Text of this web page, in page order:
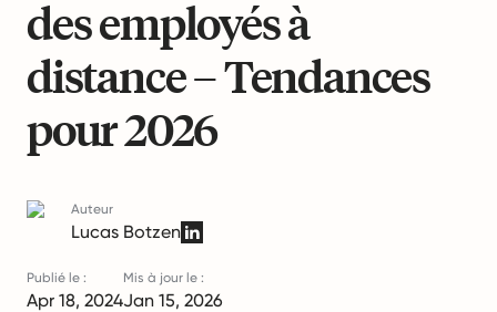
des employés à
distance – Tendances
pour 2026
Auteur
Lucas Botzen
Publié le :
Apr 18, 2024
Mis à jour le :
Jan 15, 2026